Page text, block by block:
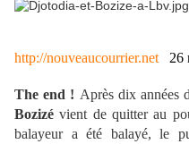
http://nouveaucourrier.net 26
The end ! Après dix années
Bozizé vient de quitter au
balayeur a été balayé, le